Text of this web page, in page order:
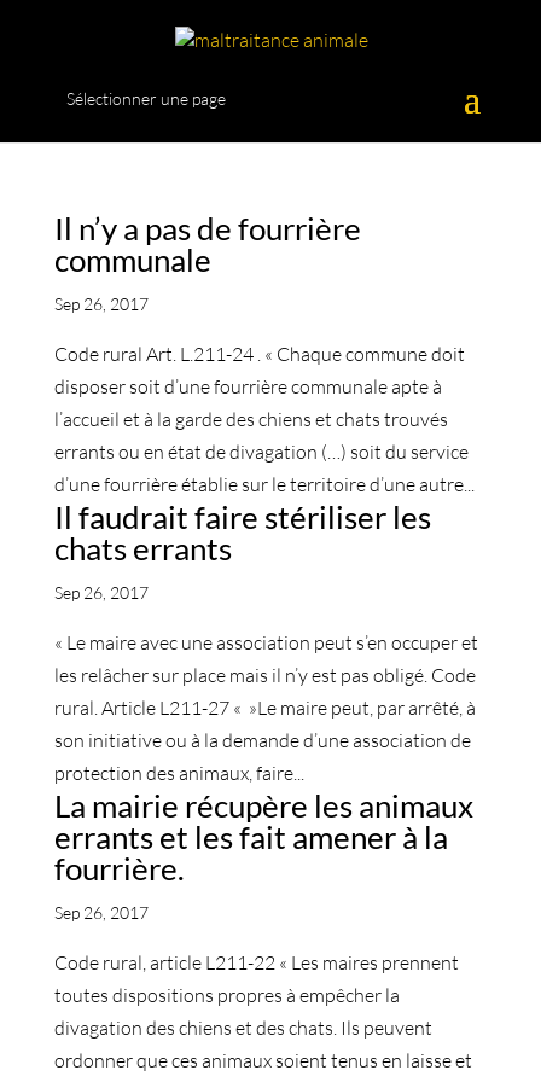
Sélectionner une page
Il n’y a pas de fourrière
communale
Sep 26, 2017
Code rural Art. L.211-24 . « Chaque commune doit
disposer soit d’une fourrière communale apte à
l’accueil et à la garde des chiens et chats trouvés
errants ou en état de divagation (…) soit du service
d’une fourrière établie sur le territoire d’une autre...
Il faudrait faire stériliser les
chats errants
Sep 26, 2017
« Le maire avec une association peut s’en occuper et
les relâcher sur place mais il n’y est pas obligé. Code
rural. Article L211-27 « »Le maire peut, par arrêté, à
son initiative ou à la demande d’une association de
protection des animaux, faire...
La mairie récupère les animaux
errants et les fait amener à la
fourrière.
Sep 26, 2017
Code rural, article L211-22 « Les maires prennent
toutes dispositions propres à empêcher la
divagation des chiens et des chats. Ils peuvent
ordonner que ces animaux soient tenus en laisse et